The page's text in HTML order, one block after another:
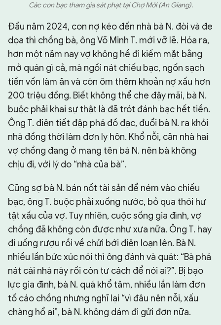
Các con bạc tham gia sát phạt tại Chợ Mới (An Giang).
Đầu năm 2024, con nợ kéo đến nhà bà N. đòi và đe
dọa thì chồng bà, ông Võ Minh T. mới vỡ lẽ. Hóa ra,
hơn một năm nay vợ không hề đi kiếm mặt bằng
mở quán gì cả, mà ngồi nát chiếu bạc, ngốn sạch
tiền vốn làm ăn và còn ôm thêm khoản nợ xấu hơn
200 triệu đồng. Biết không thể che đậy mãi, bà N.
buộc phải khai sự thật là đã trót đánh bạc hết tiền.
Ông T. điên tiết đập phá đồ đạc, đuổi bà N. ra khỏi
nhà đồng thời làm đơn ly hôn. Khổ nỗi, căn nhà hai
vợ chồng đang ở mang tên bà N. nên bà không
chịu đi, với lý do “nhà của bà”.
Cũng sợ bà N. bán nốt tài sản để ném vào chiếu
bạc, ông T. buộc phải xuống nước, bỏ qua thói hư
tật xấu của vợ. Tuy nhiên, cuộc sống gia đình, vợ
chồng đã không còn được như xưa nữa. Ông T. hay
đi uống rượu rồi về chửi bới điên loạn lên. Bà N.
nhiều lần bức xúc nói thì ông đánh và quát: “Bà phá
nát cái nhà này rồi còn tư cách để nói ai?”. Bị bạo
lực gia đình, bà N. quá khổ tâm, nhiều lần làm đơn
tố cáo chồng nhưng nghĩ lại “vì đâu nên nỗi, xấu
chàng hổ ai”, bà N. không dám đi gửi đơn nữa.